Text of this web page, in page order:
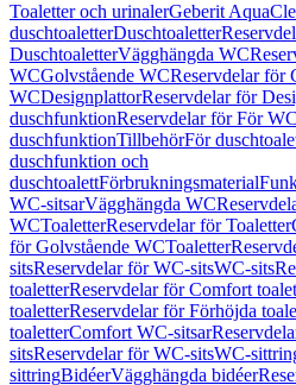
Toaletter och urinalerGeberit
duschtoaletterDuschtoaletter
DuschtoaletterVägghängda WC
WCGolvstående WCReservdelar för
WCDesignplattorReservdelar för
duschfunktionReservdelar för För
duschfunktionTillbehörFör
duschfunktion och
duschtoalettFörbrukningsmaterial
WC-sitsarVägghängda WC
WCToaletterReservdelar för Toaletter
för Golvstående WCToaletter
sitsReservdelar för WC-sitsWC-sits
toaletterReservdelar för Comfort
toaletterReservdelar för Förhöjda
toaletterComfort WC-sitsar
sitsReservdelar för WC-sitsWC-
sittringBidéerVägghängda bidéer